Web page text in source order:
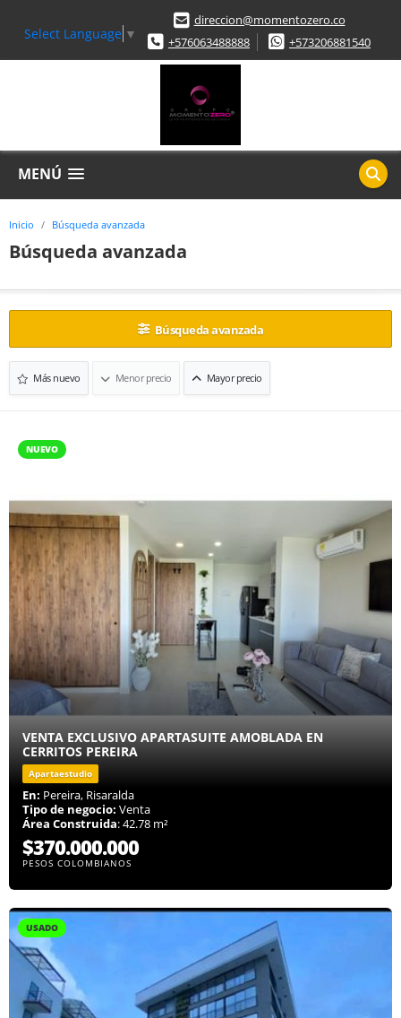
Select Language ▼
direccion@momentozero.co
+576063488888
+573206881540
MENÚ
Inicio Búsqueda avanzada
Búsqueda avanzada
Búsqueda avanzada
Más nuevo Menor precio Mayor precio
NUEVO
VENTA EXCLUSIVO APARTASUITE AMOBLADA EN
CERRITOS PEREIRA
Apartaestudio
En: Pereira, Risaralda
Tipo de negocio: Venta
Área Construida: 42.78 m²
$370.000.000
PESOS COLOMBIANOS
USADO